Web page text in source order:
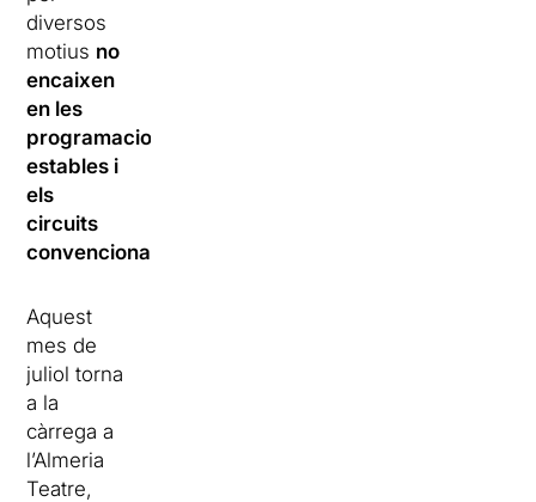
diversos
motius no
encaixen
en les
programacions
estables i
els
circuits
convencionals
Aquest
mes de
juliol torna
a la
càrrega a
l’Almeria
Teatre,